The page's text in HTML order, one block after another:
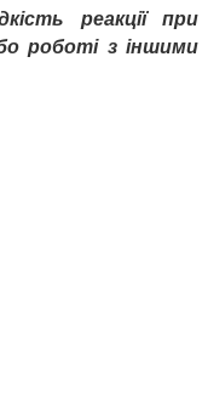
реакції при
роботі з іншими